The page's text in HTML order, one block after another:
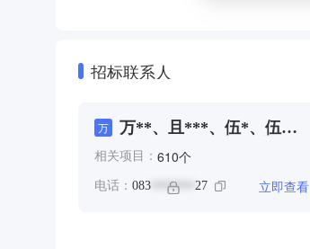
招标联系人
万
万**、且***、伍*、伍
吉**、孙**、孙**、孙**、
张**、有***、朱**、朱
相关项目： 610个
电话： 083 ******* 27 立即查看